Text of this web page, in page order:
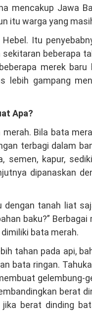
mencakup Jawa
itu warga yang
Itu
beberapa
merek
lebih gampang
Apa?
Bila bata
terbagi dalam
semen, kapur,
dipanaskan
dengan tanah liat
baku?”
bata merah.
tahan pada api,
bata ringan.
gelembung-
berat
berat dinding